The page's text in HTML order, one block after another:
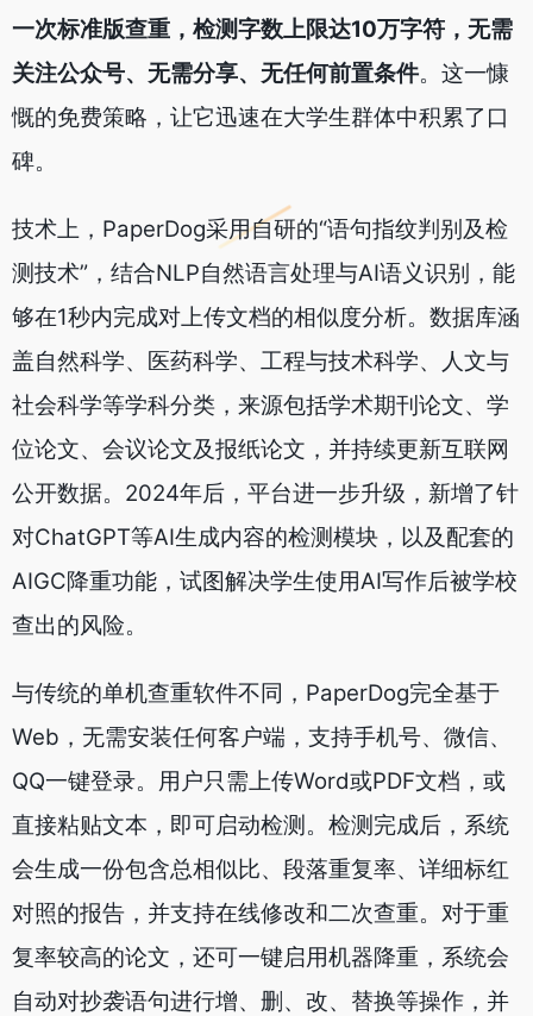
一次标准版查重，检测字数上限达10万字符，无需
关注公众号、无需分享、无任何前置条件。这一慷
慨的免费策略，让它迅速在大学生群体中积累了口
碑。
技术上，PaperDog采用自研的“语句指纹判别及检
测技术”，结合NLP自然语言处理与AI语义识别，能
够在1秒内完成对上传文档的相似度分析。数据库涵
盖自然科学、医药科学、工程与技术科学、人文与
社会科学等学科分类，来源包括学术期刊论文、学
位论文、会议论文及报纸论文，并持续更新互联网
公开数据。2024年后，平台进一步升级，新增了针
对ChatGPT等AI生成内容的检测模块，以及配套的
AIGC降重功能，试图解决学生使用AI写作后被学校
查出的风险。
与传统的单机查重软件不同，PaperDog完全基于
Web，无需安装任何客户端，支持手机号、微信、
QQ一键登录。用户只需上传Word或PDF文档，或
直接粘贴文本，即可启动检测。检测完成后，系统
会生成一份包含总相似比、段落重复率、详细标红
对照的报告，并支持在线修改和二次查重。对于重
复率较高的论文，还可一键启用机器降重，系统会
自动对抄袭语句进行增、删、改、替换等操作，并